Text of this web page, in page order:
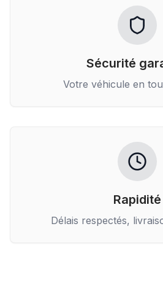
Sécurité
Votre véhicule en
Rapidité
Délais respectés,